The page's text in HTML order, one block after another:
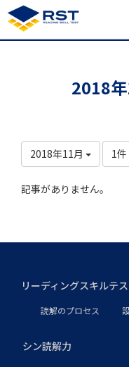
2018
2018年11月 1件
記事がありません。
リーディングスキルテ
読解のプロセス
シン読解力